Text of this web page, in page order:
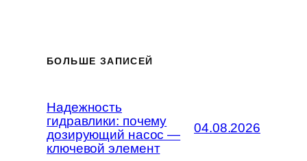
БОЛЬШЕ ЗАПИСЕЙ
Надежность
гидравлики: почему
дозирующий насос —
ключевой элемент
04.08.2026